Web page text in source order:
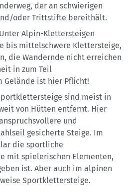
der an schwierigen
oder Trittstifte bereithält.
Unter Alpin-Klettersteigen
bis mittelschwere Klettersteige,
die Wandernde nicht erreichen
in zum Teil
Gelände ist hier Pflicht!
sind meist in
von Hütten entfernt. Hier
und
gesicherte Steige. Im
die sportliche
mit spielerischen Elementen,
ist. Aber auch im alpinen
Sportklettersteige.